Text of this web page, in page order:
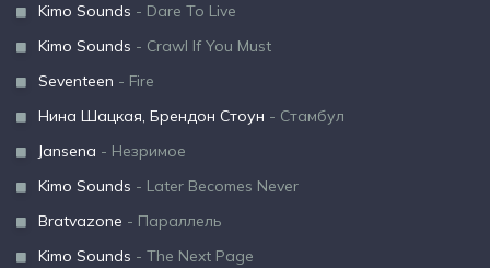
Kimo Sounds - Dare To Live
Kimo Sounds - Crawl If You Must
Seventeen - Fire
Нина Шацкая, Брендон Стоун - Стамбул
Jansena - Незримое
Kimo Sounds - Later Becomes Never
Bratvazone - Параллель
Kimo Sounds - The Next Page